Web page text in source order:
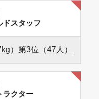
ドスタッフ
）第3位（47人）
ラクター